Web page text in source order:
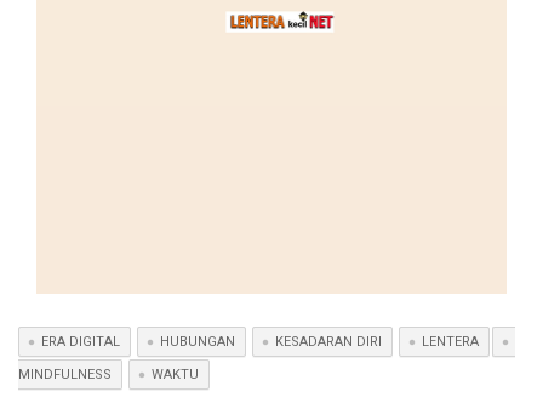
ERA DIGITAL HUBUNGAN KESADARAN DIRI LENTERA
MINDFULNESS WAKTU